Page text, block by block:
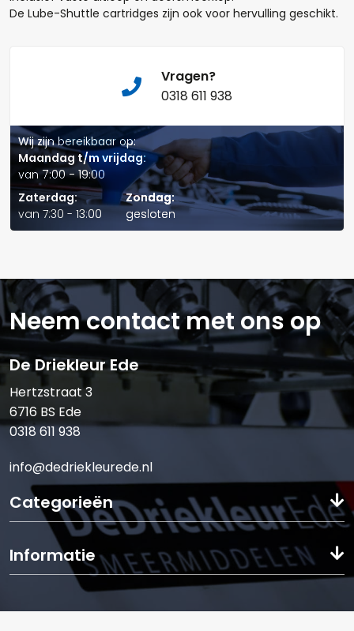
De Lube-Shuttle cartridges zijn ook voor hervulling geschikt.
Vragen?
0318 611 938
Wij zijn bereikbaar op:
Maandag t/m vrijdag:
van 7:00 - 19:00
Zaterdag:
van 7:30 - 13:00
Zondag:
gesloten
- +
Naam*
E-mail:*
Neem contact met ons op
De Driekleur Ede
Hertzstraat 3
6716 BS Ede
0318 611 938
info@dedriekleurede.nl
Categorieën
Informatie